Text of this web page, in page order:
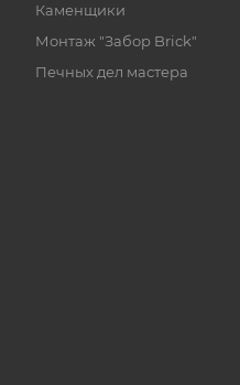
Каменщики
Монтаж "Забор Brick"
Печных дел мастера